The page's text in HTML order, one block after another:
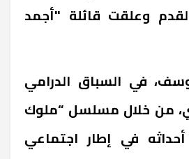
وعلقت قائلة "أجمد
في السباق الدرامي
من خلال مسلسل “ملوك
أحداثه في إطار اجتماعي